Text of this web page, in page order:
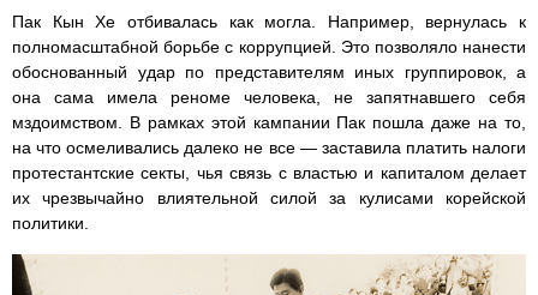
Пак Кын Хе отбивалась как могла. Например, вернулась к
полномасштабной борьбе с коррупцией. Это позволяло нанести
обоснованный удар по представителям иных группировок, а
она сама имела реноме человека, не запятнавшего себя
мздоимством. В рамках этой кампании Пак пошла даже на то,
на что осмеливались далеко не все — заставила платить налоги
протестантские секты, чья связь с властью и капиталом делает
их чрезвычайно влиятельной силой за кулисами корейской
политики.